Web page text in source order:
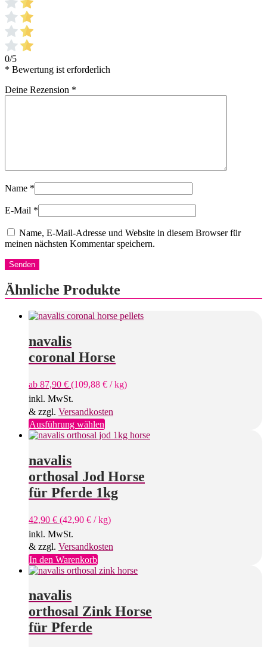
0/5
* Bewertung ist erforderlich
Deine Rezension *
Name *
E-Mail *
Name, E-Mail-Adresse und Website in diesem Browser für
meinen nächsten Kommentar speichern.
Ähnliche Produkte
navalis
coronal Horse
ab 87,90 € (109,88 € /kg)
inkl. MwSt.
& zzgl. Versandkosten
Ausführung wählenDieses
Produkt
auf.
Die
Optionen
auf
gewählt
navalis
orthosal Jod Horse
für Pferde 1kg
42,90 € (42,90 € /kg)
inkl. MwSt.
& zzgl. Versandkosten
In den Warenkorb
navalis
orthosal Zink Horse
für Pferde